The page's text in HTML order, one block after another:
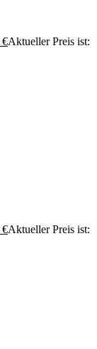
€Aktueller Preis ist:
€Aktueller Preis ist: